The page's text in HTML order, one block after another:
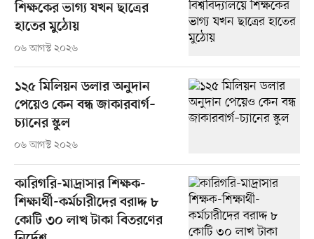
শিক্ষকের ভাগ্য যখন ছাত্রের
হাতের মুঠোয়
০৬ আগস্ট ২০২৬
১২৫ মিলিয়ন ডলার অনুদান
পেয়েও কেন বন্ধ জাকারবার্গ–
চ্যানের স্কুল
০৬ আগস্ট ২০২৬
কারিগরি-মাদ্রাসার শিক্ষক-
শিক্ষার্থী-কর্মচারীদের বরাদ্দ ৮
কোটি ৩০ লাখ টাকা বিতরণের